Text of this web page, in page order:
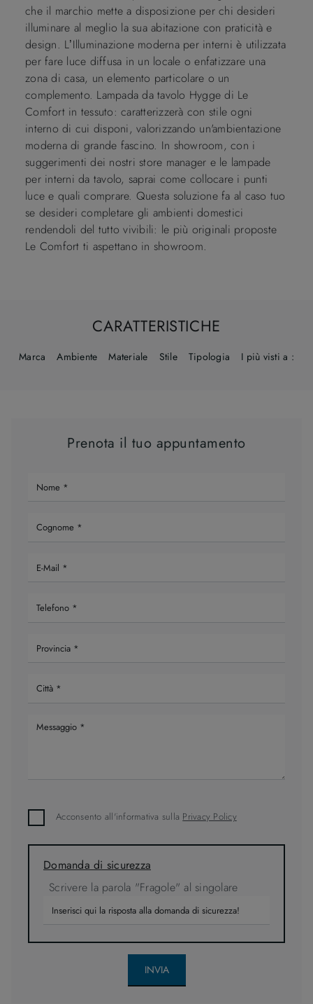
che il marchio mette a disposizione per chi desideri
illuminare al meglio la sua abitazione con praticità e
design. L’Illuminazione moderna per interni è utilizzata
per fare luce diffusa in un locale o enfatizzare una
zona di casa, un elemento particolare o un
complemento. Lampada da tavolo Hygge di Le
Comfort in tessuto: caratterizzerà con stile ogni
interno di cui disponi, valorizzando un'ambientazione
moderna di grande fascino. In showroom, con i
suggerimenti dei nostri store manager e le lampade
per interni da tavolo, saprai come collocare i punti
luce e quali comprare. Questa soluzione fa al caso tuo
se desideri completare gli ambienti domestici
rendendoli del tutto vivibili: le più originali proposte
Le Comfort ti aspettano in showroom.
CARATTERISTICHE
Marca Ambiente Materiale Stile Tipologia I più visti a :
Prenota il tuo appuntamento
Acconsento all'informativa sulla Privacy Policy
Domanda di sicurezza
Scrivere la parola "Fragole" al singolare
INVIA